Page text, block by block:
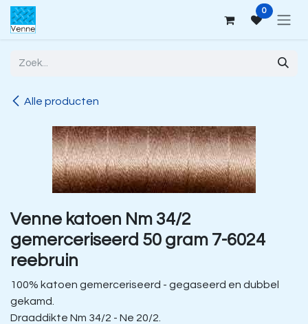
Overslaan naar inhoud 0
Alle producten
Venne katoen Nm 34/2
gemerceriseerd 50 gram 7-6024
reebruin
100% katoen gemerceriseerd - gegaseerd en dubbel
gekamd.
Draaddikte Nm 34/2 - Ne 20/2.